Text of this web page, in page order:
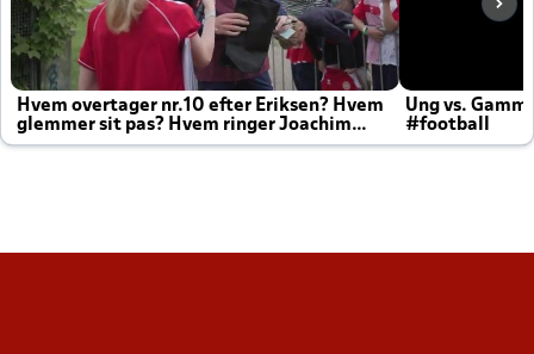
Hvem overtager nr.10 efter Eriksen? Hvem
glemmer sit pas? Hvem ringer Joachim
altid til efter kampe?
Ung vs.
#football